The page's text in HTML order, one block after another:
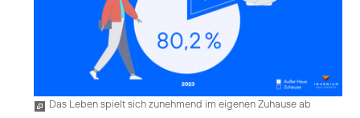
Das Leben spielt sich zunehmend im eigenen Zuhause ab